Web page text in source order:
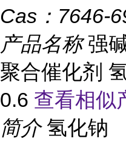
Cas： 7646-
产品名称强
聚合催化剂
0.6 查看相似
简介 氢化钠